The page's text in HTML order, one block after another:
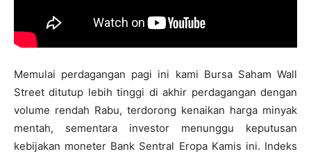
Memulai perdagangan pagi ini kami Bursa Saham Wall
Street ditutup lebih tinggi di akhir perdagangan dengan
volume rendah Rabu, terdorong kenaikan harga minyak
mentah, sementara investor menunggu keputusan
kebijakan moneter Bank Sentral Eropa Kamis ini. Indeks